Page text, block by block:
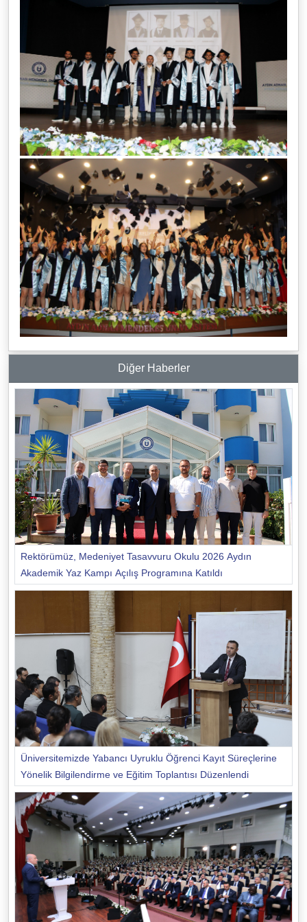
Diğer Haberler
Rektörümüz, Medeniyet Tasavvuru Okulu 2026 Aydın
Akademik Yaz Kampı Açılış Programına Katıldı
Üniversitemizde Yabancı Uyruklu Öğrenci Kayıt Süreçlerine
Yönelik Bilgilendirme ve Eğitim Toplantısı Düzenlendi